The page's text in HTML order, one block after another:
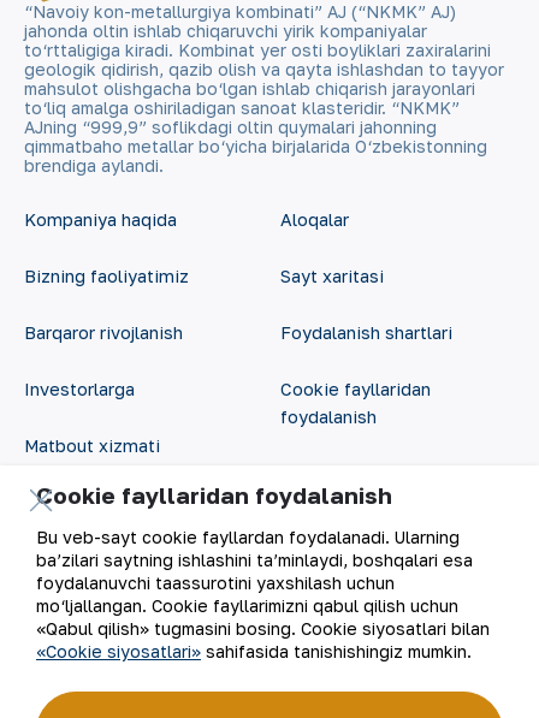
“Navoiy kon-metallurgiya kombinati” AJ (“NKMK” AJ)
jahonda oltin ishlab chiqaruvchi yirik kompaniyalar
to‘rttaligiga kiradi. Kombinat yer osti boyliklari zaxiralarini
geologik qidirish, qazib olish va qayta ishlashdan to tayyor
mahsulot olishgacha bo‘lgan ishlab chiqarish jarayonlari
to‘liq amalga oshiriladigan sanoat klasteridir. “NKMK”
AJning “999,9” soflikdagi oltin quymalari jahonning
qimmatbaho metallar bo‘yicha birjalarida O‘zbekistonning
brendiga aylandi.
Kompaniya haqida
Bizning faoliyatimiz
Barqaror rivojlanish
Investorlarga
Matbout xizmati
Karyera
Raqamli hukumat
Aloqalar
Sayt xaritasi
Foydalanish shartlari
Cookie fayllaridan
foydalanish
RSS feed
Cookie fayllaridan foydalanish
Bu veb-sayt cookie fayllardan foydalanadi. Ularning
ba’zilari saytning ishlashini ta’minlaydi, boshqalari esa
foydalanuvchi taassurotini yaxshilash uchun
mo‘ljallangan. Cookie fayllarimizni qabul qilish uchun
«Qabul qilish» tugmasini bosing. Cookie siyosatlari bilan
«Cookie siyosatlari» sahifasida tanishishingiz mumkin.